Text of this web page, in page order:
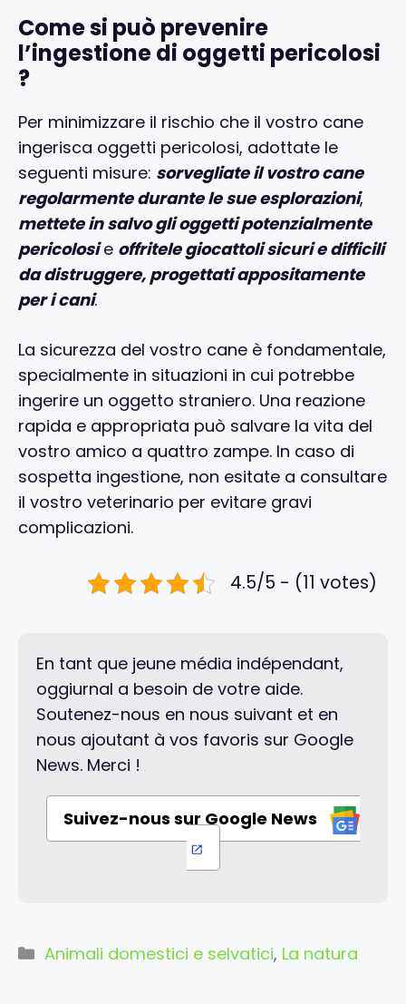
Come si può prevenire
l’ingestione di oggetti pericolosi
?
Per minimizzare il rischio che il vostro cane
ingerisca oggetti pericolosi, adottate le
seguenti misure: sorvegliate il vostro cane
regolarmente durante le sue esplorazioni,
mettete in salvo gli oggetti potenzialmente
pericolosie offritele giocattoli sicuri e difficili
da distruggere, progettati appositamente
per i cani.
La sicurezza del vostro cane è fondamentale,
specialmente in situazioni in cui potrebbe
ingerire un oggetto straniero. Una reazione
rapida e appropriata può salvare la vita del
vostro amico a quattro zampe. In caso di
sospetta ingestione, non esitate a consultare
il vostro veterinario per evitare gravi
complicazioni.
4.5/5 - (11 votes)
En tant que jeune média indépendant,
oggiurnal a besoin de votre aide.
Soutenez-nous en nous suivant et en
nous ajoutant à vos favoris sur Google
News. Merci !
Suivez-nous sur Google News
Categorie
Animali domestici e selvatici, La natura